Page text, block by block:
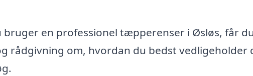
bruger en professionel tæpperenser i Øsløs, får
rådgivning om, hvordan du bedst vedligeholder